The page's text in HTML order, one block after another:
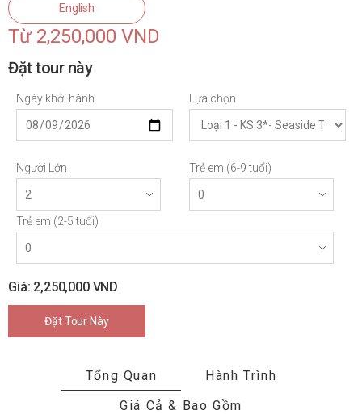
English
Từ 2,250,000 VND
Đặt tour này
Ngày khởi hành Lựa chọn
Người Lớn Trẻ em (6-9 tuổi)
Trẻ em (2-5 tuổi)
Giá: 2,250,000 VND
Đặt Tour Này
Tổng Quan
Hành Trình
Giá Cả & Bao Gồm